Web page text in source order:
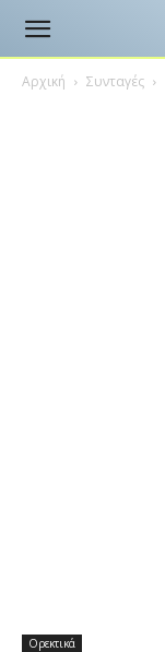
Αρχική Συνταγές
Ορεκτικά